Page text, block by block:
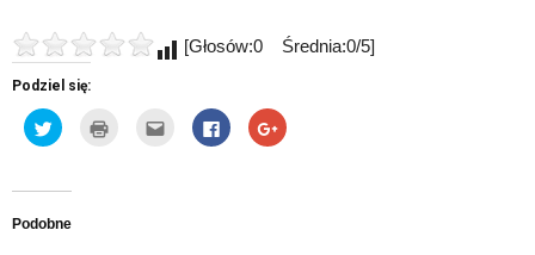
[Głosów:0 Średnia:0/5]
Podziel się:
Udostępnij
na
nowym
Kliknij
wydrukować(Otwiera
Kliknij,
wysłać
Click
to
share
Click
to
Podobne